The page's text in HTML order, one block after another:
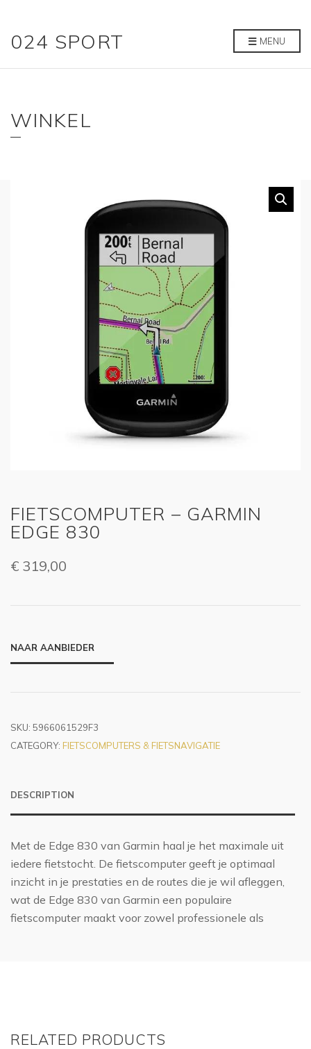
024 SPORT MENU
WINKEL
FIETSCOMPUTER – GARMIN
EDGE 830
€ 319,00
NAAR AANBIEDER
SKU: 5966061529F3
CATEGORY: FIETSCOMPUTERS & FIETSNAVIGATIE
DESCRIPTION
Met de Edge 830 van Garmin haal je het maximale uit
iedere fietstocht. De fietscomputer geeft je optimaal
inzicht in je prestaties en de routes die je wil afleggen,
wat de Edge 830 van Garmin een populaire
fietscomputer maakt voor zowel professionele als
RELATED PRODUCTS